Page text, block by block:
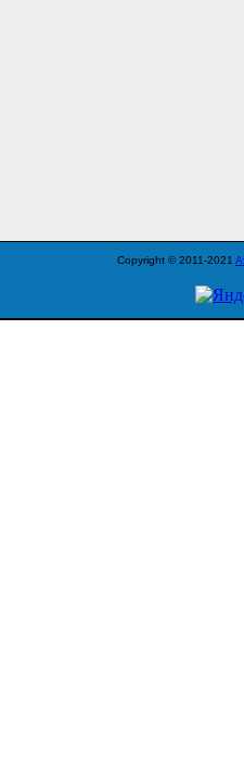
Copyright © 2011-2021